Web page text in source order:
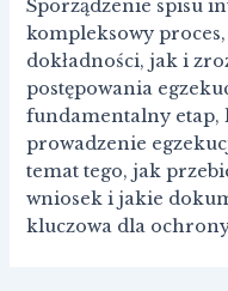
Sporządzenie spisu
kompleksowy
dokładności, jak i
postępowania
fundamentalny
prowadzenie
temat tego, jak
wniosek i jakie
kluczowa dla